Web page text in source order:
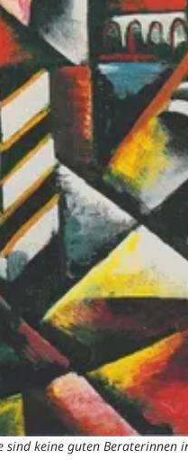
sind keine guten Beraterinnen